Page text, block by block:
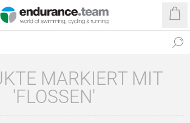
MARKIERT MIT
'FLOSSEN'